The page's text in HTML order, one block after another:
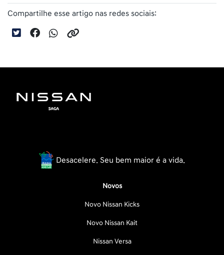
Compartilhe esse artigo nas redes sociais:
Desacelere. Seu bem maior é a vida.
Novos
Novo Nissan Kicks
Novo Nissan Kait
Nissan Versa